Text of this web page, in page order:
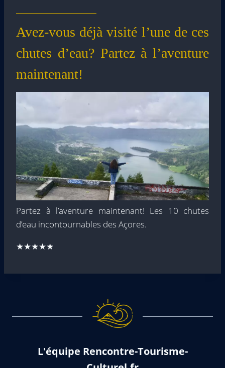
Avez-vous déjà visité l’une de ces
chutes d’eau? Partez à l’aventure
maintenant!
Partez à l’aventure maintenant! Les 10 chutes
d’eau incontournables des Açores.
★★★★★
L'équipe Rencontre-Tourisme-